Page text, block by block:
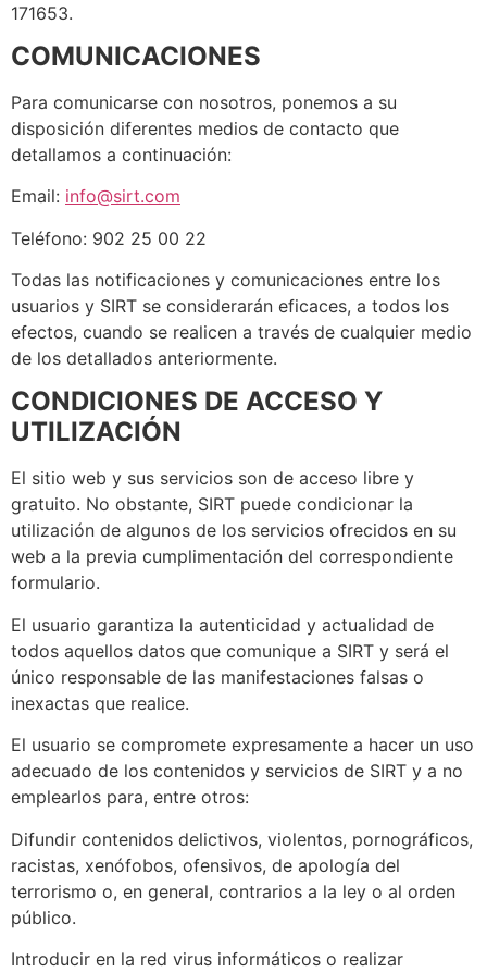
171653.
COMUNICACIONES
Para comunicarse con nosotros, ponemos a su
disposición diferentes medios de contacto que
detallamos a continuación:
Email: info@sirt.com
Teléfono: 902 25 00 22
Todas las notificaciones y comunicaciones entre los
usuarios y SIRT se considerarán eficaces, a todos los
efectos, cuando se realicen a través de cualquier medio
de los detallados anteriormente.
CONDICIONES DE ACCESO Y
UTILIZACIÓN
El sitio web y sus servicios son de acceso libre y
gratuito. No obstante, SIRT puede condicionar la
utilización de algunos de los servicios ofrecidos en su
web a la previa cumplimentación del correspondiente
formulario.
El usuario garantiza la autenticidad y actualidad de
todos aquellos datos que comunique a SIRT y será el
único responsable de las manifestaciones falsas o
inexactas que realice.
El usuario se compromete expresamente a hacer un uso
adecuado de los contenidos y servicios de SIRT y a no
emplearlos para, entre otros:
Difundir contenidos delictivos, violentos, pornográficos,
racistas, xenófobos, ofensivos, de apología del
terrorismo o, en general, contrarios a la ley o al orden
público.
Introducir en la red virus informáticos o realizar